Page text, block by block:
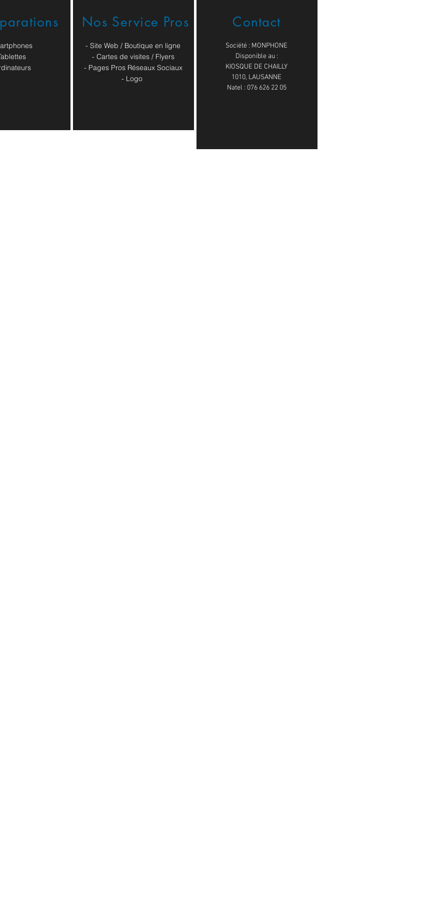
Nos Service Pros
- Site Web / Boutique en ligne
- Cartes de visites / Flyers
- Pages Pros Réseaux Sociaux
​- Logo
Contact
Société : MONPHONE
Disponible au :
KIOSQUE DE CHAILLY
1010, LAUSANNE
Natel : 076 626 22 05